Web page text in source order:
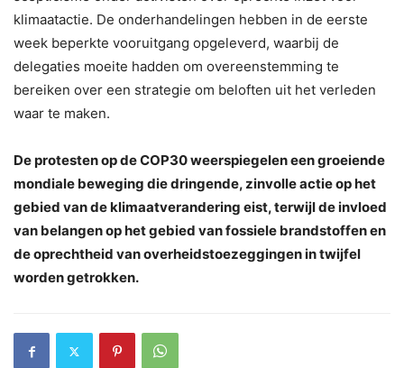
klimaatactie. De onderhandelingen hebben in de eerste
week beperkte vooruitgang opgeleverd, waarbij de
delegaties moeite hadden om overeenstemming te
bereiken over een strategie om beloften uit het verleden
waar te maken.
De protesten op de COP30 weerspiegelen een groeiende
mondiale beweging die dringende, zinvolle actie op het
gebied van de klimaatverandering eist, terwijl de invloed
van belangen op het gebied van fossiele brandstoffen en
de oprechtheid van overheidstoezeggingen in twijfel
worden getrokken.